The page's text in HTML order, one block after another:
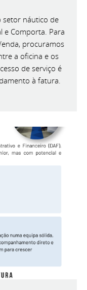
setor náutico de
e Comporta. Para
procuramos
a oficina e os
de serviço é
à fatura.